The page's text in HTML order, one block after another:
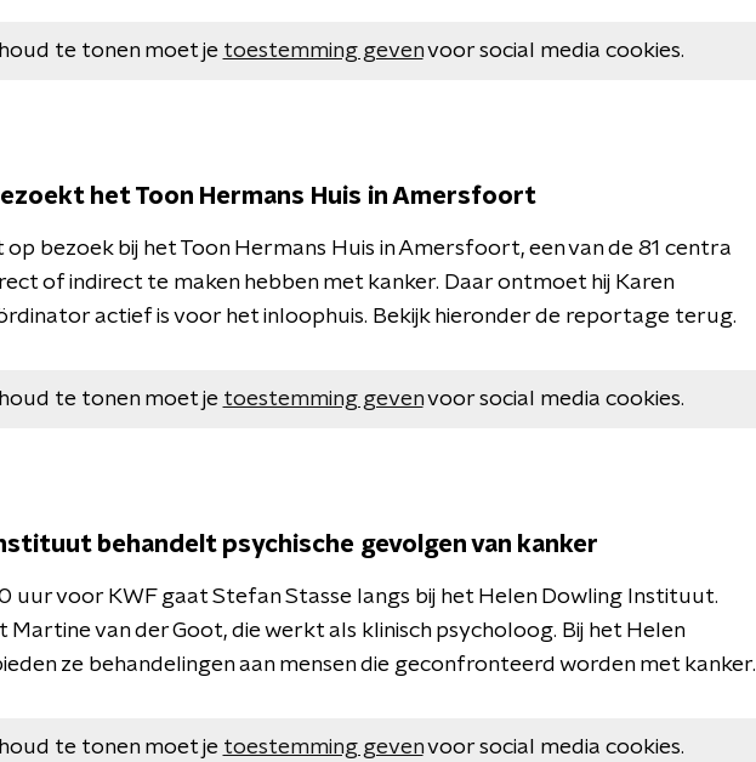
te tonen moet je toestemming gevenvoor social media cookies.
het Toon Hermans Huis in Amersfoort
bezoek bij het Toon Hermans Huis in Amersfoort, een van de 81 centra
of indirect te maken hebben met kanker. Daar ontmoet hij Karen
actief is voor het inloophuis. Bekijk hieronder de reportage terug.
te tonen moet je toestemming gevenvoor social media cookies.
behandelt psychische gevolgen van kanker
uur voor KWF gaat Stefan Stasse langs bij het Helen Dowling Instituut.
van der Goot, die werkt als klinisch psycholoog. Bij het Helen
ze behandelingen aan mensen die geconfronteerd worden met kanker.
te tonen moet je toestemming gevenvoor social media cookies.